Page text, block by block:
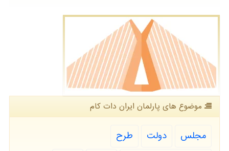
موضوع های پارلمان ایران دات كام
مجلس دولت
طرح